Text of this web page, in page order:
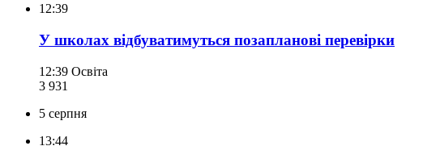
12:39
У школах відбуватимуться позапланові перевірки
12:39 Освіта
3 931
5 серпня
13:44